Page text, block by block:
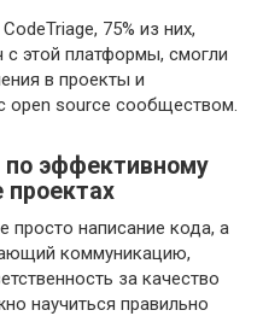
75% из них,
с этой платформы, смогли
в проекты и
open source сообществом.
по эффективному
проектах
просто написание кода, а
коммуникацию,
за качество
научиться правильно